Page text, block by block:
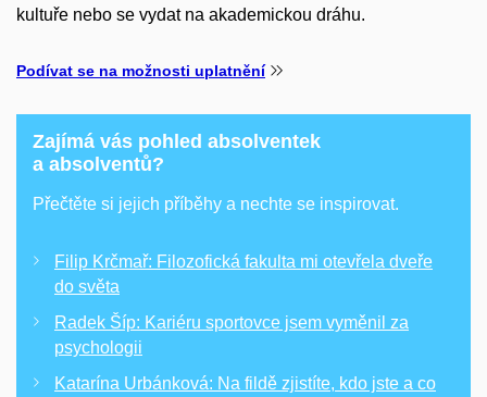
kultuře nebo se vydat na akademickou dráhu.
Podívat se na možnosti uplatnění
Zajímá vás pohled absolventek
a absolventů?
Přečtěte si jejich příběhy a nechte se inspirovat.
Filip Krčmař: Filozofická fakulta mi otevřela dveře
do světa
Radek Šíp: Kariéru sportovce jsem vyměnil za
psychologii
Katarína Urbánková: Na fildě zjistíte, kdo jste a co